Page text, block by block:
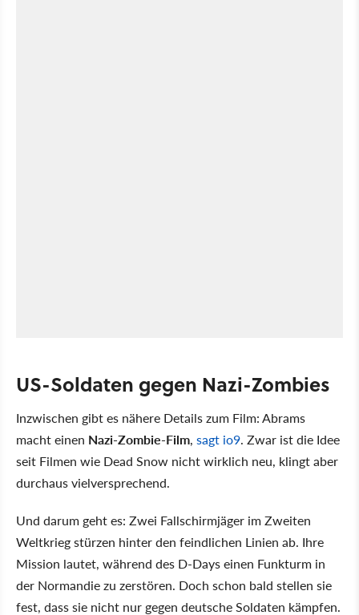
US-Soldaten gegen Nazi-Zombies
Inzwischen gibt es nähere Details zum Film: Abrams
macht einen Nazi-Zombie-Film, sagt io9. Zwar ist die Idee
seit Filmen wie Dead Snow nicht wirklich neu, klingt aber
durchaus vielversprechend.
Und darum geht es: Zwei Fallschirmjäger im Zweiten
Weltkrieg stürzen hinter den feindlichen Linien ab. Ihre
Mission lautet, während des D-Days einen Funkturm in
der Normandie zu zerstören. Doch schon bald stellen sie
fest, dass sie nicht nur gegen deutsche Soldaten kämpfen.